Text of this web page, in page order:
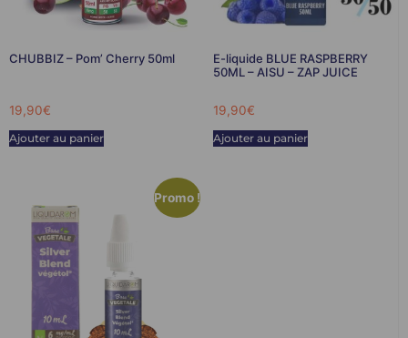
CHUBBIZ – Pom’ Cherry 50ml
19,90€
Ajouter au panier
E-liquide BLUE RASPBERRY
50ML – AISU – ZAP JUICE
19,90€
Ajouter au panier
Promo !